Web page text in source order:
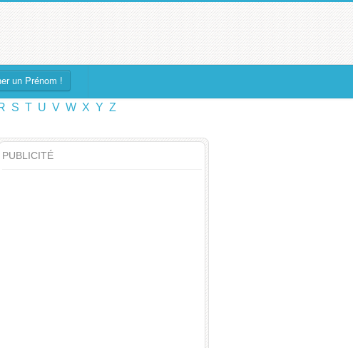
un Prénom !
S T U V W X Y Z
PUBLICITÉ